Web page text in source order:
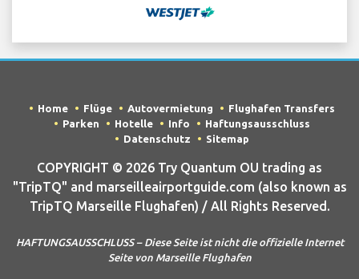
Home Flüge Autovermietung
Flughafen Transfers
Parken
Hotelle Info
Haftungsausschluss
Datenschutz
Sitemap
COPYRIGHT © 2026 Try Quantum OU trading as
"TripTQ" and marseilleairportguide.com (also known as
TripTQ Marseille Flughafen) / All Rights Reserved.
HAFTUNGSAUSSCHLUSS – Diese Seite ist nicht die offizielle Internet
Seite von Marseille Flughafen